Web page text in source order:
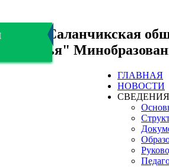
БОУ "Саланчикская
здоровья"
ГЛАВНАЯ
НОВОСТИ